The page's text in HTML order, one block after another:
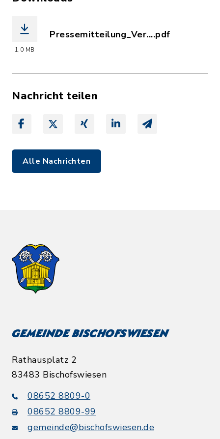
1,0 MB
Pressemitteilung_Ver....pdf
Nachricht teilen
Alle Nachrichten
Gemeinde Bischofswiesen
Rathausplatz 2
83483 Bischofswiesen
08652 8809-0
08652 8809-99
gemeinde@bischofswiesen.de